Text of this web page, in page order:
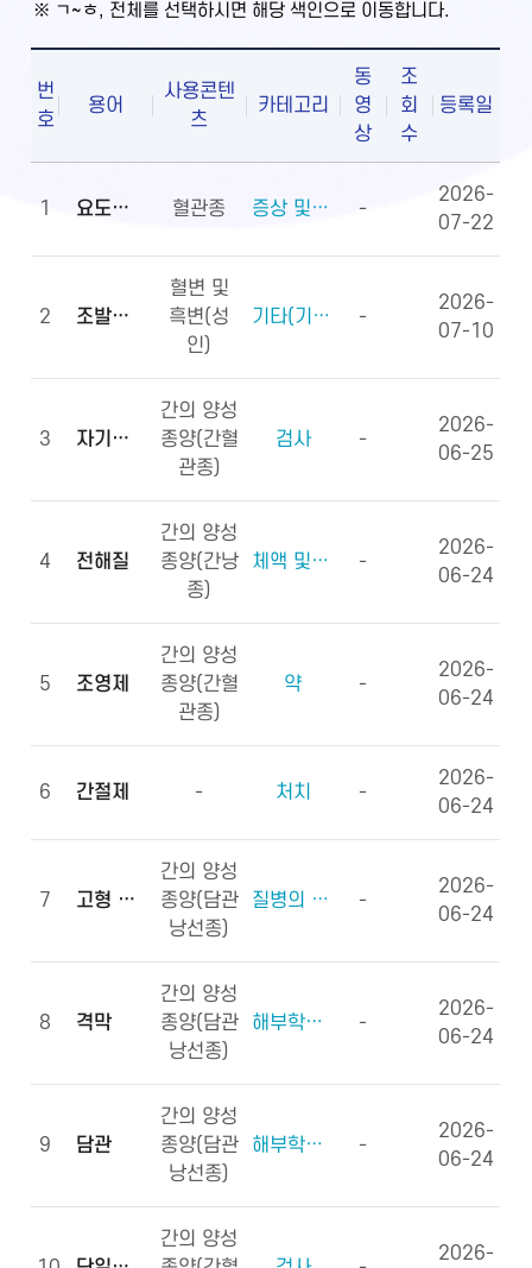
※ ㄱ~ㅎ, 전체를 선택하시면 해당 색인으로 이동합니다.
번
호
용어
사용콘텐
츠
카테고리
동
영
상
조
회
수
등록일
1 요도하열 혈관종 증상 및 징후(증상) -
2026-
07-22
2 조발생률
혈변 및
흑변(성
인)
기타(기타용어) -
2026-
07-10
3 자기공명영상
간의 양성
종양(간혈
관종)
검사 -
2026-
06-25
4 전해질
간의 양성
종양(간낭
종)
체액 및 전해질, 영양소 -
2026-
06-24
5 조영제
간의 양성
종양(간혈
관종)
약 -
2026-
06-24
6 간절제 - 처치 -
2026-
06-24
7 고형 종괴
간의 양성
종양(담관
낭선종)
질병의 형태학 -
2026-
06-24
8 격막
간의 양성
종양(담관
낭선종)
해부학적부위 (신체구조) -
2026-
06-24
9 담관
간의 양성
종양(담관
낭선종)
해부학적부위 (신체구조) -
2026-
06-24
간의 양성
2026-